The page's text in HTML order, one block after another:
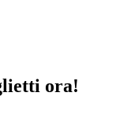
ora!